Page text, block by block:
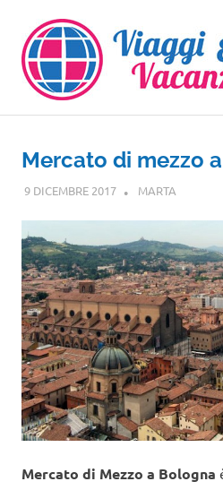
contenuto
Mercato di mezzo
9 DICEMBRE 2017 MARTA
Mercato di Mezzo a Bologna